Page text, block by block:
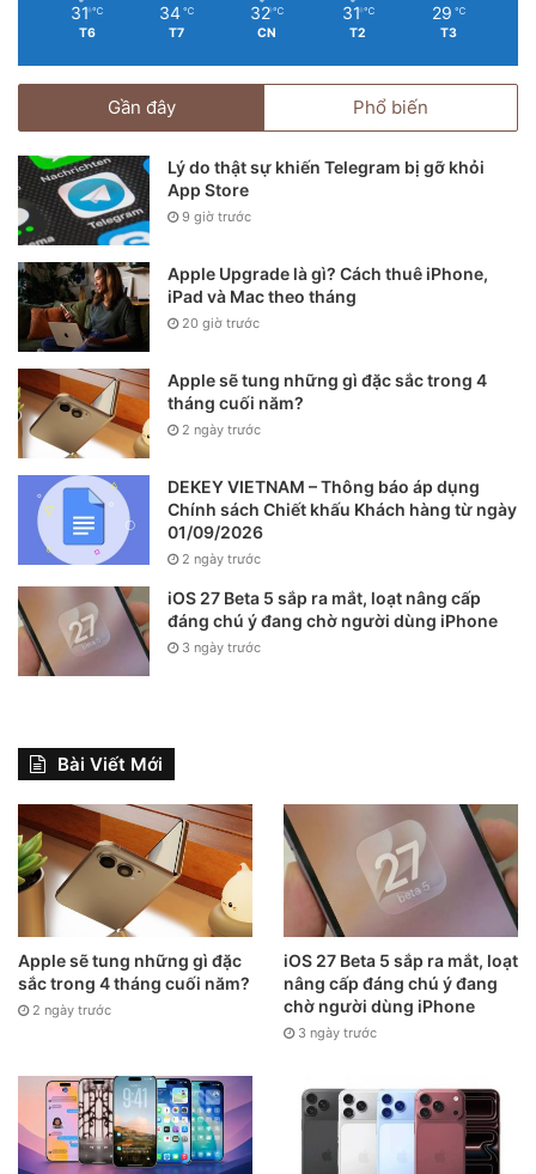
31 ℃
T6
34 ℃
T7
32 ℃
CN
31 ℃
T2
29 ℃
T3
Gần đây Phổ biến
Lý do thật sự khiến Telegram bị gỡ khỏi
App Store
9 giờ trước
Apple Upgrade là gì? Cách thuê iPhone,
iPad và Mac theo tháng
20 giờ trước
Apple sẽ tung những gì đặc sắc trong 4
tháng cuối năm?
2 ngày trước
DEKEY VIETNAM – Thông báo áp dụng
Chính sách Chiết khấu Khách hàng từ ngày
01/09/2026
2 ngày trước
iOS 27 Beta 5 sắp ra mắt, loạt nâng cấp
đáng chú ý đang chờ người dùng iPhone
3 ngày trước
Bài Viết Mới
Apple sẽ tung những gì đặc
sắc trong 4 tháng cuối năm?
2 ngày trước
iOS 27 Beta 5 sắp ra mắt, loạt
nâng cấp đáng chú ý đang
chờ người dùng iPhone
3 ngày trước